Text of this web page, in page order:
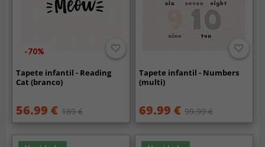
-70%
Tapete infantil - Reading
Cat (branco)
56.99 € 189 €
Tapete infantil - Numbers
(multi)
69.99 € 99.99 €